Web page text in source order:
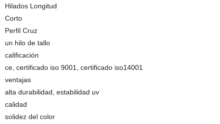
Hilados Longitud
Corto
Perfil Cruz
un hilo de tallo
calificación
ce, certificado iso 9001, certificado iso14001
ventajas
alta durabilidad, estabilidad uv
calidad
solidez del color